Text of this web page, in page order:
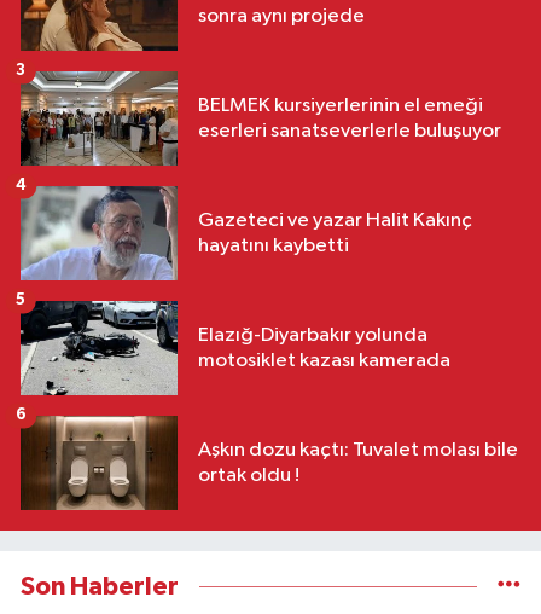
sonra aynı projede
BELMEK kursiyerlerinin el emeği
eserleri sanatseverlerle buluşuyor
3
Gazeteci ve yazar Halit Kakınç
hayatını kaybetti
4
Elazığ-Diyarbakır yolunda
motosiklet kazası kamerada
5
Aşkın dozu kaçtı: Tuvalet molası bile
ortak oldu !
6
Son Haberler